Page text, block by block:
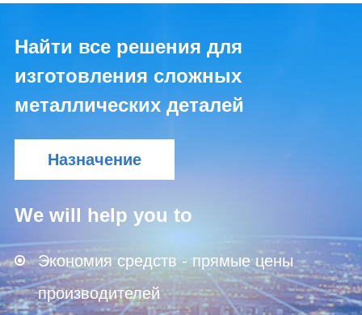
Найти все решения для
изготовления сложных
металлических деталей
Назначение
We will help you to
Экономия средств - прямые цены
производителей